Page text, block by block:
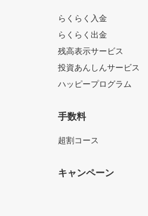
らくらく入金
らくらく出金
残高表示サービス
投資あんしんサービス
ハッピープログラム
手数料
超割コース
キャンペーン